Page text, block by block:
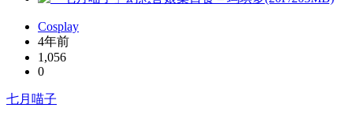
Cosplay
4年前
1,056
0
七月喵子